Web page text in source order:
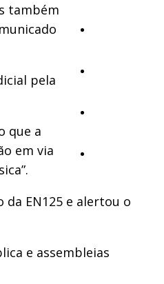
também
pela
que a
em via
EN125 e alertou o
e assembleias